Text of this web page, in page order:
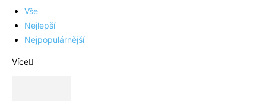
Vše
Nejlepší
Nejpopulárnější
Více